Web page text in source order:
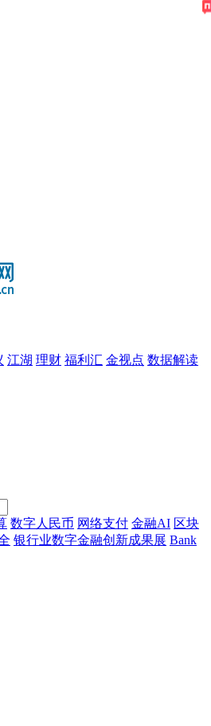
江湖 理财 福利汇 金视点 数据解读
数字人民币 网络支付 金融AI 区块
银行业数字金融创新成果展 Bank